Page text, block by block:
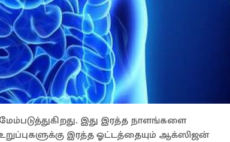
இது இரத்த நாளங்களை
இரத்த ஓட்டத்தையும் ஆக்ஸிஜன்